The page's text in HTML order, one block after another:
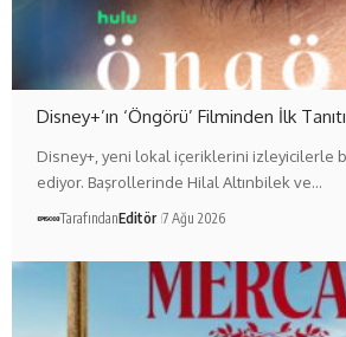
Disney+’ın ‘Öngörü’ Filminden İlk
Disney+, yeni lokal içeriklerini izleyicilerle
ediyor. Başrollerinde Hilal Altınbilek ve…
TarafındanEditör 7 Ağu 2026